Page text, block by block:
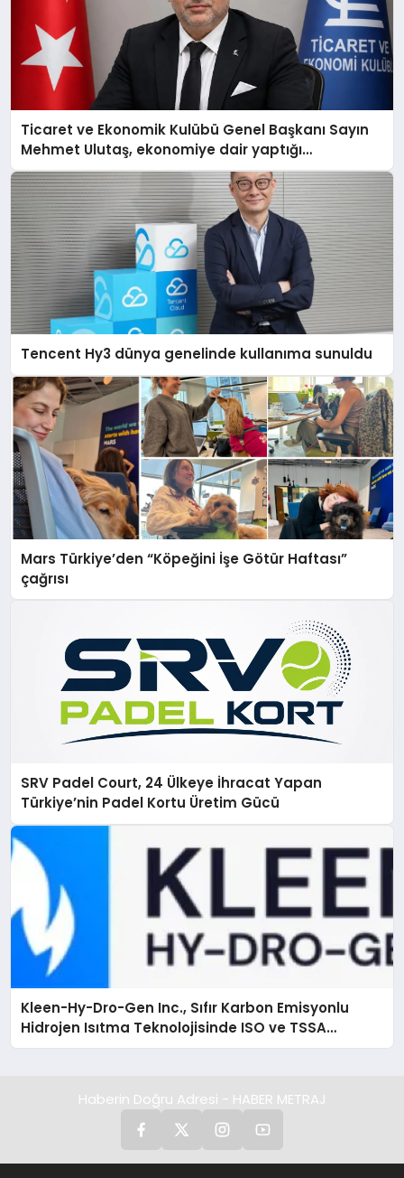
Ticaret ve Ekonomik Kulübü Genel Başkanı Sayın
Mehmet Ulutaş, ekonomiye dair yaptığı
açıklamada şunları kaydetti:
Tencent Hy3 dünya genelinde kullanıma sunuldu
Mars Türkiye’den “Köpeğini İşe Götür Haftası”
çağrısı
SRV Padel Court, 24 Ülkeye İhracat Yapan
Türkiye’nin Padel Kortu Üretim Gücü
Kleen-Hy-Dro-Gen Inc., Sıfır Karbon Emisyonlu
Hidrojen Isıtma Teknolojisinde ISO ve TSSA
Düzenleyici Onaylarını Aldı
Haberin Doğru Adresi - HABER METRAJ